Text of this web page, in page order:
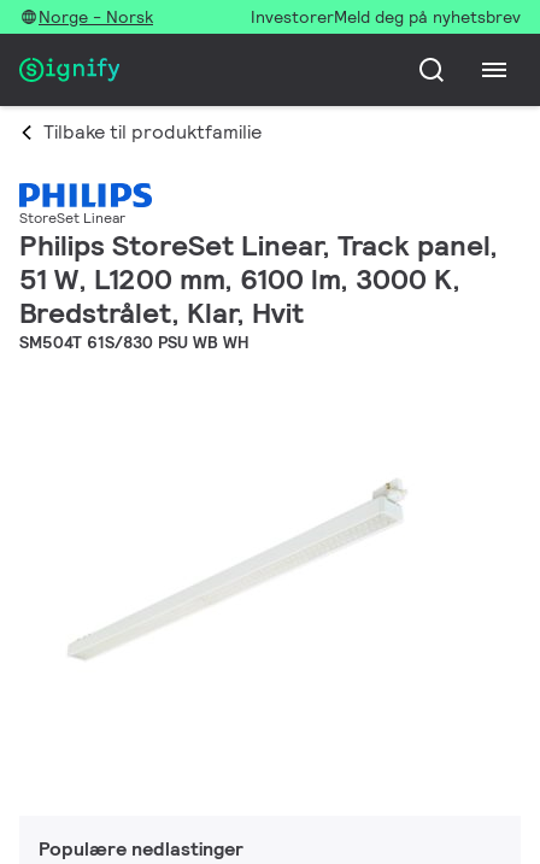
Norge - Norsk InvestorerMeld deg på nyhetsbrev
Tilbake til produktfamilie
StoreSet Linear
Philips StoreSet Linear, Track panel,
51 W, L1200 mm, 6100 lm, 3000 K,
Bredstrålet, Klar, Hvit
SM504T 61S/830 PSU WB WH
Populære nedlastinger